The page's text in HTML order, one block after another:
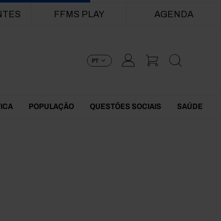
FFMS PLAY AGENDA
PT
POPULAÇÃO QUESTÕES SOCIAIS SAÚDE